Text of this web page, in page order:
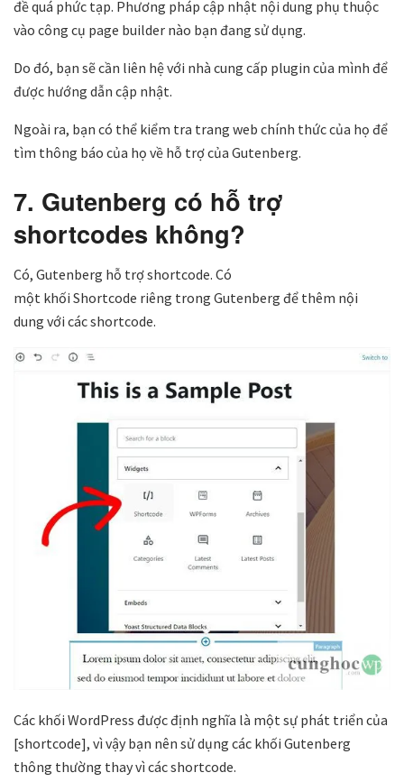
đề quá phức tạp. Phương pháp cập nhật nội dung phụ thuộc
vào công cụ page builder nào bạn đang sử dụng.
Do đó, bạn sẽ cần liên hệ với nhà cung cấp plugin của mình để
được hướng dẫn cập nhật.
Ngoài ra, bạn có thể kiểm tra trang web chính thức của họ để
tìm thông báo của họ về hỗ trợ của Gutenberg.
7. Gutenberg có hỗ trợ
shortcodes không?
Có, Gutenberg hỗ trợ shortcode. Có
một khối Shortcode riêng trong Gutenberg để thêm nội
dung với các shortcode.
Các khối WordPress được định nghĩa là một sự phát triển của
[shortcode], vì vậy bạn nên sử dụng các khối Gutenberg
thông thường thay vì các shortcode.